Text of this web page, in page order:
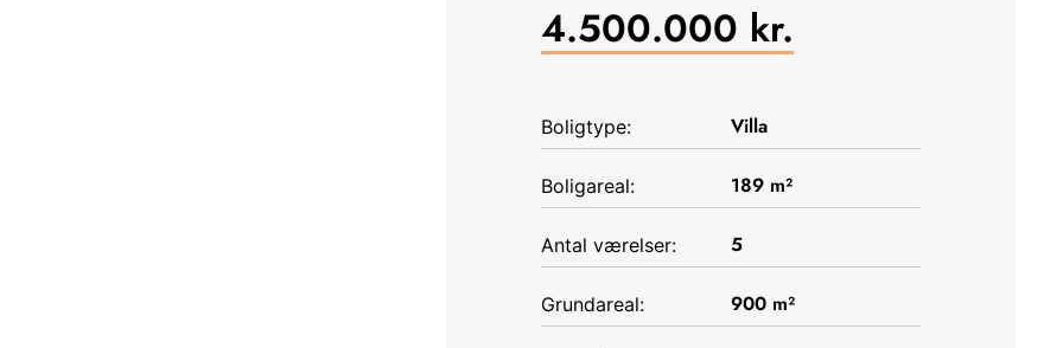
4.500.000 kr.
Boligtype: Villa
Boligareal: 189m²
Antal værelser: 5
Grundareal: 900m²